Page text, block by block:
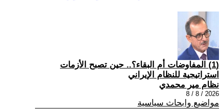
(1) المفاوضات أم البقاء؟.. حين تصبح الأزمات
استراتيجية للنظام الإيراني
نظام مير محمدي
2026 / 8 / 8
مواضيع وابحاث سياسية